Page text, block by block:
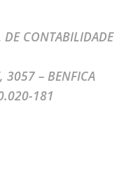
DE CONTABILIDADE
3057 – BENFICA
181